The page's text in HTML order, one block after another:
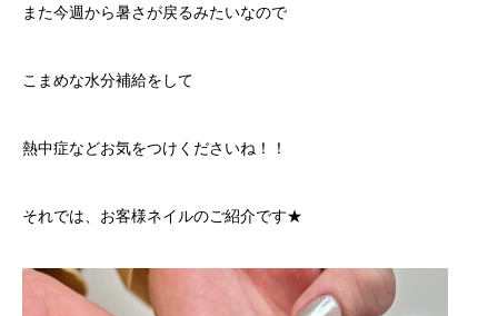
また今週から暑さが戻るみたいなので
こまめな水分補給をして
熱中症などお気をつけくださいね！！
それでは、お客様ネイルのご紹介です★